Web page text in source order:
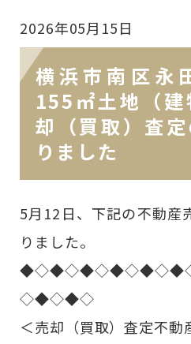
2026年05月15日
横浜市南区
155㎡土地（
却（買取）査
りました
5月12日、下記の不動産
りました。
◇◆◇◆◇
＜売却（買取）査定不動